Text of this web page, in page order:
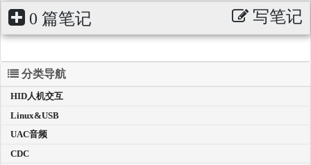
0 篇笔记 写笔记
分类导航
HID人机交互
Linux&USB
UAC音频
CDC